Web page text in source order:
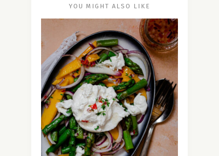
YOU MIGHT ALSO LIKE